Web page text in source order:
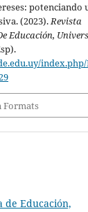
potenciando
(2023).Revista
Educación,
index.php/
Formats
de Educación,